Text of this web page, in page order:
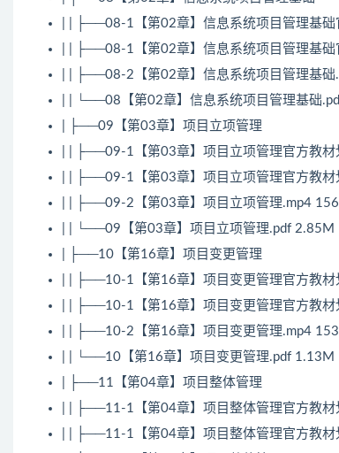
| | ├──08-1【第02章】信息系统项目管理基
| | ├──08-1【第02章】信息系统项目管理基
| | ├──08-2【第02章】信息系统项目管理基
| | └──08【第02章】信息系统项目管理基础
| ├──09【第03章】项目立项管理
| | ├──09-1【第03章】项目立项管理官方教
| | ├──09-1【第03章】项目立项管理官方教
| | ├──09-2【第03章】项目立项管理.mp4
| | └──09【第03章】项目立项管理.pdf 2.85M
| ├──10【第16章】项目变更管理
| | ├──10-1【第16章】项目变更管理官方教
| | ├──10-1【第16章】项目变更管理官方教
| | ├──10-2【第16章】项目变更管理.mp4
| | └──10【第16章】项目变更管理.pdf 1.13M
| ├──11【第04章】项目整体管理
| | ├──11-1【第04章】项目整体管理官方教
| | ├──11-1【第04章】项目整体管理官方教